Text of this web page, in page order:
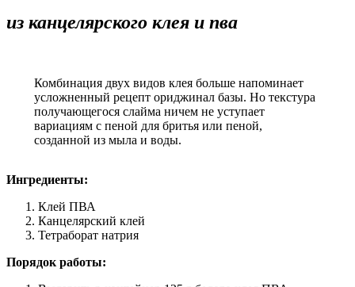
из канцелярского клея и пва
Комбинация двух видов клея больше напоминает
усложненный рецепт ориджинал базы. Но текстура
получающегося слайма ничем не уступает
вариациям с пеной для бритья или пеной,
созданной из мыла и воды.
Ингредиенты:
Клей ПВА
Канцелярский клей
Тетраборат натрия
Порядок работы: